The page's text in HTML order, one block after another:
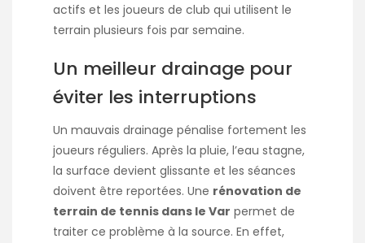
actifs et les joueurs de club qui utilisent le
terrain plusieurs fois par semaine.
Un meilleur drainage pour
éviter les interruptions
Un mauvais drainage pénalise fortement les
joueurs réguliers. Après la pluie, l’eau stagne,
la surface devient glissante et les séances
doivent être reportées. Une rénovation de
terrain de tennis dans le Var permet de
traiter ce problème à la source. En effet,